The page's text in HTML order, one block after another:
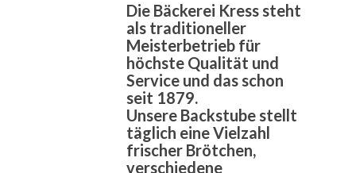
Die Bäckerei Kress steht
als traditioneller
Meisterbetrieb für
höchste Qualität und
Service und das schon
seit 1879.
Unsere Backstube stellt
täglich eine Vielzahl
frischer Brötchen,
verschiedene